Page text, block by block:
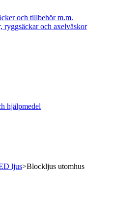
och tillbehör m.m.
ryggsäckar och axelväskor
hjälpmedel
ljus>Blockljus utomhus